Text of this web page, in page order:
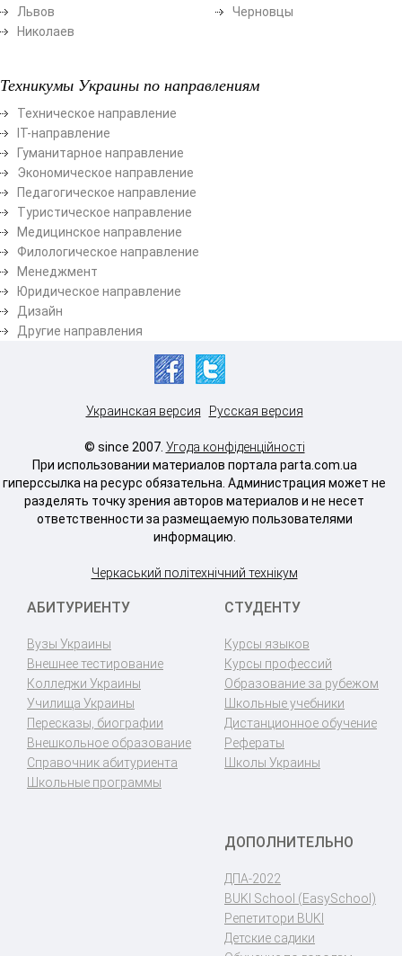
Львов
Николаев
Черновцы
Техникумы Украины по направлениям
Техническое направление
ІТ-направление
Гуманитарное направление
Экономическое направление
Педагогическое направление
Туристическое направление
Медицинское направление
Филологическое направление
Менеджмент
Юридическое направление
Дизайн
Другие направления
Украинская версия Русская версия
© since 2007. Угода конфіденційності
При использовании материалов портала parta.com.ua
гиперссылка на ресурс обязательна. Администрация может не
разделять точку зрения авторов материалов и не несет
ответственности за размещаемую пользователями
информацию.
Черкаський політехнічний технікум
АБИТУРИЕНТУ
Вузы Украины
Внешнее тестирование
Колледжи Украины
Училища Украины
Пересказы, биографии
Внешкольное образование
Справочник абитуриента
Школьные программы
СТУДЕНТУ
Курсы языков
Курсы профессий
Образование за рубежом
Школьные учебники
Дистанционное обучение
Рефераты
Школы Украины
ДОПОЛНИТЕЛЬНО
ДПА-2022
BUKI School (EasySchool)
Репетитори BUKI
Детские садики